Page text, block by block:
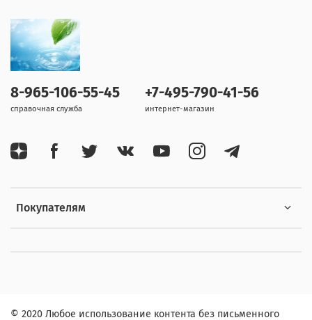
Покупателям
8-965-106-55-45
справочная служба
+7-495-790-41-56
интернет-магазин
© 2020 Любое использование контента без письменного